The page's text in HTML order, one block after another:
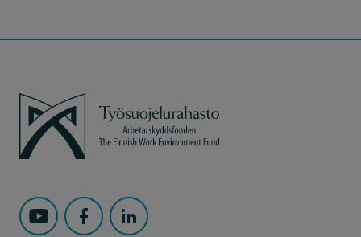
Työsuojelurahasto
Seuraa Työsuojelurahasto kohteessa: YouTube
Seuraa Työsuojelurahasto kohteessa:
Seuraa Työsuojelurahasto kohteessa: